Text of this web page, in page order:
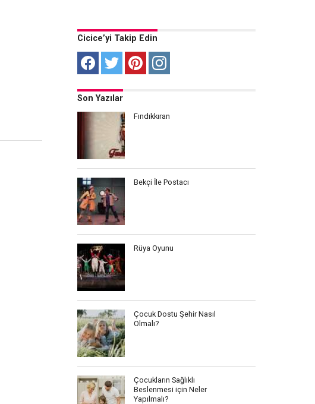
Cicice’yi Takip Edin
Son Yazılar
Fındıkkıran
Bekçi İle Postacı
Rüya Oyunu
Çocuk Dostu Şehir Nasıl
Olmalı?
Çocukların Sağlıklı
Beslenmesi için Neler
Yapılmalı?